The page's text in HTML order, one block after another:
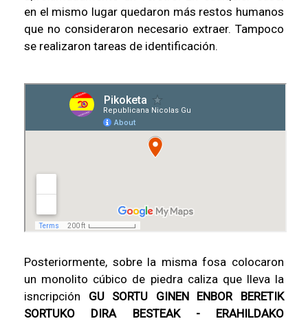
en el mismo lugar quedaron más restos humanos
que no consideraron necesario extraer. Tampoco
se realizaron tareas de identificación.
Posteriormente, sobre la misma fosa colocaron
un monolito cúbico de piedra caliza que lleva la
isncripción GU SORTU GINEN ENBOR BERETIK
SORTUKO DIRA BESTEAK - ERAHILDAKO